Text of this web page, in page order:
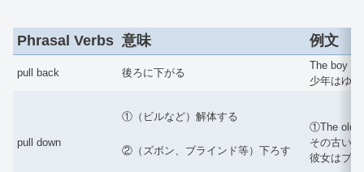
Phrasal Verbs 意味 例文
pull back 後ろに下がる
The boy
少年はゆ
pull down
①（ビルなど）解体する
②（ズボン、ブラインド等）下ろす
①The old
その古い
彼女はブ